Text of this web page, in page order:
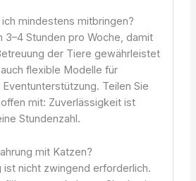
mindestens mitbringen?
3–4 Stunden pro Woche, damit
der Tiere gewährleistet
flexible Modelle für
Teilen Sie
mit: Zuverlässigkeit ist
Stundenzahl.
mit Katzen?
ist nicht zwingend erforderlich.